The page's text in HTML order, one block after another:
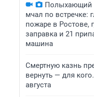
Полыхающий
мчал по встречке:
пожаре в Ростове,
заправка и 21
машина
Смертную казнь
вернуть — для
августа